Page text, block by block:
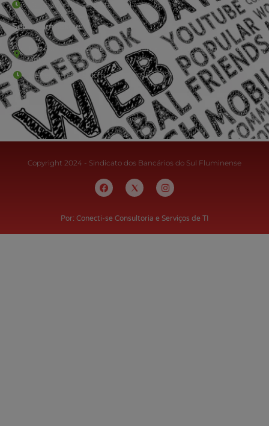
De segunda à sexta-feira , das 9h às 17h.
Sede Campestre:
Estrada Governador Chagas Freitas – 3.780 – Colônia Santo
Antônio – Barra Mansa
De terça-feira a domingo, das 9h às 17h
Copyright 2024 - Sindicato dos Bancários do Sul Fluminense
Por: Conecti-se Consultoria e Serviços de TI